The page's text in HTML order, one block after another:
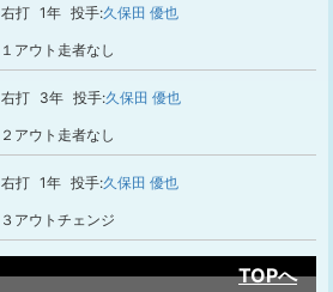
右打 1年 投手:久保田 優也
１アウト走者なし
右打 3年 投手:久保田 優也
２アウト走者なし
右打 1年 投手:久保田 優也
３アウトチェンジ
TOPへ